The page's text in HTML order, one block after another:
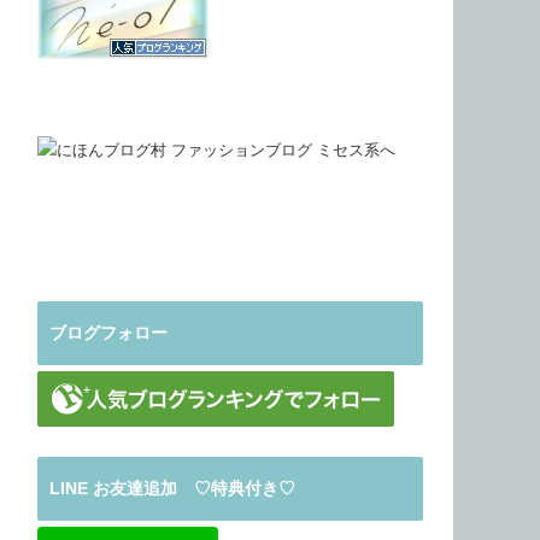
ブログフォロー
LINE お友達追加 ♡特典付き♡